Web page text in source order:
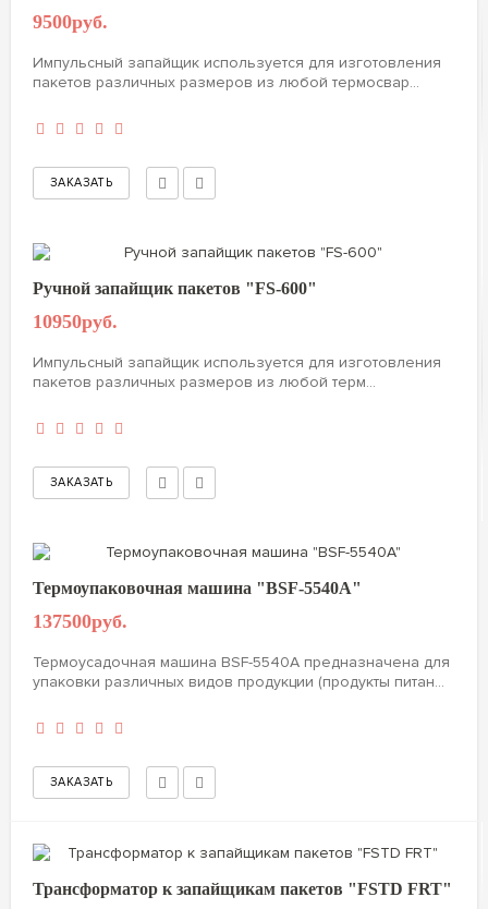
9500руб.
Импульсный запайщик используется для изготовления
пакетов различных размеров из любой термосвар...
Ручной запайщик пакетов "FS-600"
10950руб.
Импульсный запайщик используется для изготовления
пакетов различных размеров из любой терм...
Термоупаковочная машина "BSF-5540А"
137500руб.
Термоусадочная машина BSF-5540А предназначена для
упаковки различных видов продукции (продукты питан...
Трансформатор к запайщикам пакетов "FSTD FRT"